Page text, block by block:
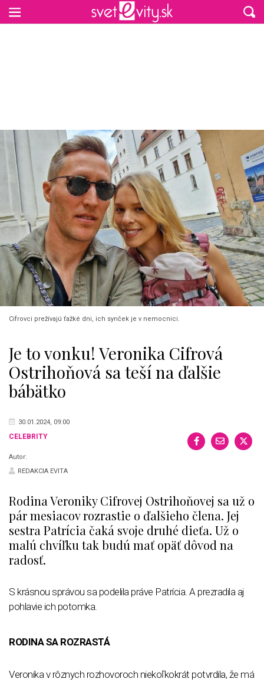
Cifrovci prežívajú ťažké dni, ich synček je v nemocnici.
Je to vonku! Veronika Cifrová
Ostrihoňová sa teší na ďalšie
bábätko
30.01.2024, 09:00
CELEBRITY
Autor:
REDAKCIA EVITA
Rodina Veroniky Cifrovej Ostrihoňovej sa už o
pár mesiacov rozrastie o ďalšieho člena. Jej
sestra Patrícia čaká svoje druhé dieťa. Už o
malú chvíľku tak budú mať opäť dôvod na
radosť.
S krásnou správou sa podelila práve Patrícia. A prezradila aj
pohlavie ich potomka.
RODINA SA ROZRASTÁ
Veronika v rôznych rozhovoroch niekoľkokrát potvrdila, že má